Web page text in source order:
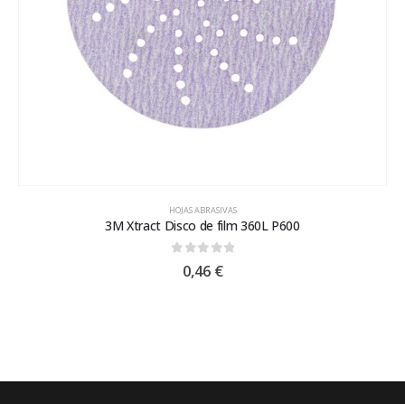
HOJAS ABRASIVAS
3M Xtract Disco de film 360L P600
0,46 €